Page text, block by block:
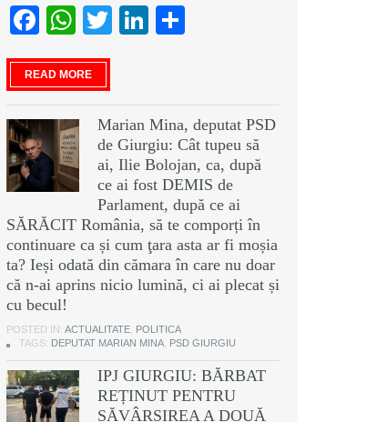
Facebook
WhatsApp
TwitterLinkedIn
READ MORE
Marian Mina, deputat PSD
de Giurgiu: Cât tupeu să
ai, Ilie Bolojan, ca, după
ce ai fost DEMIS de
Parlament, după ce ai
SĂRĂCIT România, să te comporți în
continuare ca și cum ţara asta ar fi moșia
ta? Ieși odată din cămara în care nu doar
că n-ai aprins nicio lumină, ci ai plecat și
cu becul!
POSTED IN: ACTUALITATE POLITICA
TAGS: DEPUTAT MARIAN MINA PSD GIURGIU
IPJ GIURGIU: BĂRBAT
REȚINUT PENTRU
SĂVÂRȘIREA A DOUĂ